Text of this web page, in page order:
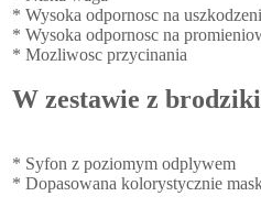
* Wysoka odpornosc na
* Wysoka odpornosc na
* Mozliwosc przycinania
W zestawie z
* Syfon z poziomym odplywem
* Dopasowana kolorystycznie